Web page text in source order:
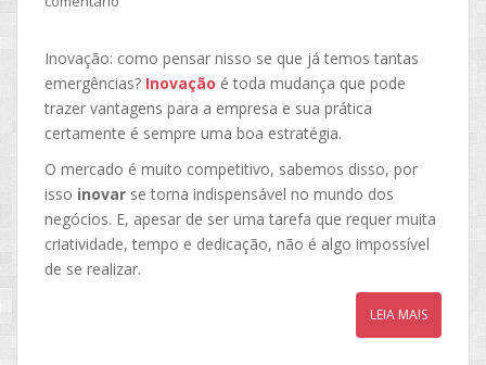
Inovação: como pensar nisso se que já temos tantas
emergências? Inovação é toda mudança que pode
trazer vantagens para a empresa e sua prática
certamente é sempre uma boa estratégia.
O mercado é muito competitivo, sabemos disso, por
isso inovar se torna indispensável no mundo dos
negócios. E, apesar de ser uma tarefa que requer muita
criatividade, tempo e dedicação, não é algo impossível
de se realizar.
LEIA MAIS